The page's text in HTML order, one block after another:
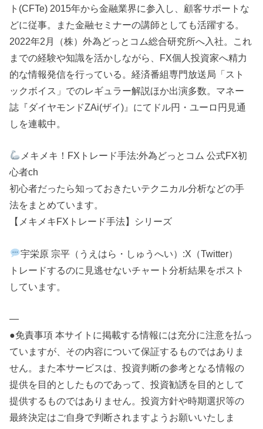
ト(CFTe) 2015年から金融業界に参入し、顧客サポートな
どに従事。また金融セミナーの講師としても活躍する。
2022年2月（株）外為どっとコム総合研究所へ入社。これ
までの経験や知識を活かしながら、FX個人投資家へ精力
的な情報発信を行っている。経済番組専門放送局「スト
ックボイス」でのレギュラー解説ほか出演多数。マネー
誌『ダイヤモンドZAi(ザイ)』にてドル円・ユーロ円見通
しを連載中。
メキメキ！FXトレード手法:外為どっとコム 公式FX初
心者ch
初心者だったら知っておきたいテクニカル分析などの手
法をまとめています。
【メキメキFXトレード手法】シリーズ
宇栄原 宗平（うえはら・しゅうへい）:X（Twitter）
トレードするのに見逃せないチャート分析結果をポスト
しています。
—
●免責事項 本サイトに掲載する情報には充分に注意を払っ
ていますが、その内容について保証するものではありま
せん。また本サービスは、投資判断の参考となる情報の
提供を目的としたものであって、投資勧誘を目的として
提供するものではありません。投資方針や時期選択等の
最終決定はご自身で判断されますようお願いいたしま